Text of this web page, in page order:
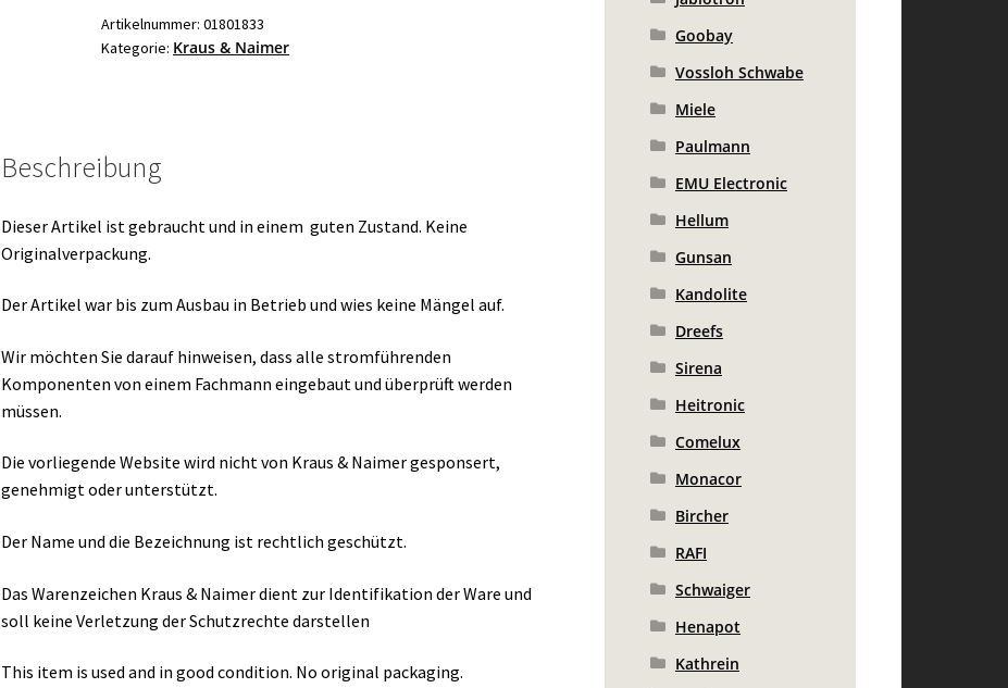
Lasttrennschalter
Menge
Artikelnummer:01801833
Kategorie: Kraus & Naimer
Beschreibung
Dieser Artikel ist gebraucht und in einem guten Zustand. Keine
Originalverpackung.
Der Artikel war bis zum Ausbau in Betrieb und wies keine Mängel auf.
Wir möchten Sie darauf hinweisen, dass alle stromführenden
Komponenten von einem Fachmann eingebaut und überprüft werden
müssen.
Die vorliegende Website wird nicht von Kraus & Naimer gesponsert,
genehmigt oder unterstützt.
Der Name und die Bezeichnung ist rechtlich geschützt.
Das Warenzeichen Kraus & Naimer dient zur Identifikation der Ware und
soll keine Verletzung der Schutzrechte darstellen
This item is used and in good condition. No original packaging.
Goobay
Vossloh Schwabe
Miele
Paulmann
EMU Electronic
Hellum
Gunsan
Kandolite
Dreefs
Sirena
Heitronic
Comelux
Monacor
Bircher
RAFI
Schwaiger
Henapot
Kathrein